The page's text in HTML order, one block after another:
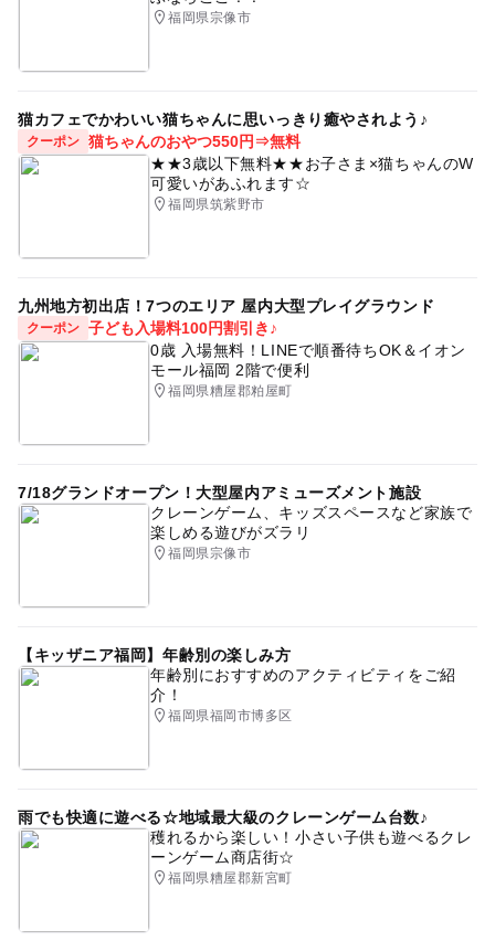
福岡県宗像市
猫カフェでかわいい猫ちゃんに思いっきり癒やされよう♪
クーポン 猫ちゃんのおやつ550円⇒無料
★★3歳以下無料★★お子さま×猫ちゃんのW
可愛いがあふれます☆
福岡県筑紫野市
九州地方初出店！7つのエリア 屋内大型プレイグラウンド
クーポン 子ども入場料100円割引き♪
0歳 入場無料！LINEで順番待ちOK＆イオン
モール福岡 2階で便利
福岡県糟屋郡粕屋町
7/18グランドオープン！大型屋内アミューズメント施設
クレーンゲーム、キッズスペースなど家族で
楽しめる遊びがズラリ
福岡県宗像市
【キッザニア福岡】年齢別の楽しみ方
年齢別におすすめのアクティビティをご紹
介！
福岡県福岡市博多区
雨でも快適に遊べる☆地域最大級のクレーンゲーム台数♪
穫れるから楽しい！小さい子供も遊べるクレ
ーンゲーム商店街☆
福岡県糟屋郡新宮町